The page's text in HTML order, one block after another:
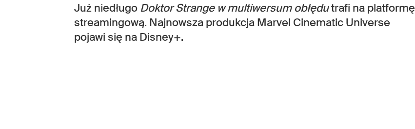
Już niedługo Doktor Strange w multiwersum obłędutrafi na platformę
streamingową. Najnowsza produkcja Marvel Cinematic Universe
pojawi się na Disney+.